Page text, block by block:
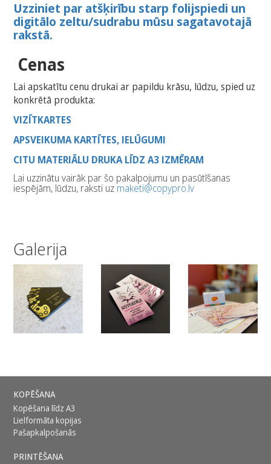
Uzziniet par atšķirību starp folijspiedi un
digitālo zeltu/sudrabu mūsu sagatavotajā
rakstā.
Cenas
Lai apskatītu cenu drukai ar papildu krāsu, lūdzu, spied uz
konkrētā produkta:
VIZĪTKARTES
APSVEIKUMA KARTĪTES, IELŪGUMI
CITU MATERIĀLU DRUKA LĪDZ A3 IZMĒRAM
Lai uzzinātu vairāk par šo pakalpojumu un pasūtīšanas
iespējām, lūdzu, raksti uzmaketi@copypro.lv
Galerija
KOPĒŠANA
Kopēšana līdz A3
Lielformāta kopijas
Pašapkalpošanās
PRINTĒŠANA